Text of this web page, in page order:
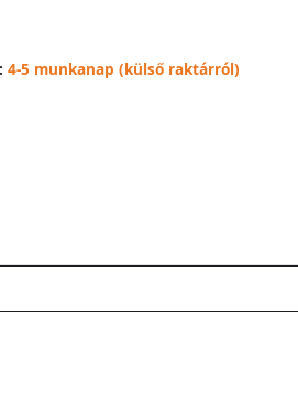
4-5 munkanap (külső raktárról)